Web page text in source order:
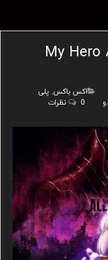
My Hero
اکس باکس, پلی
0 نظرات